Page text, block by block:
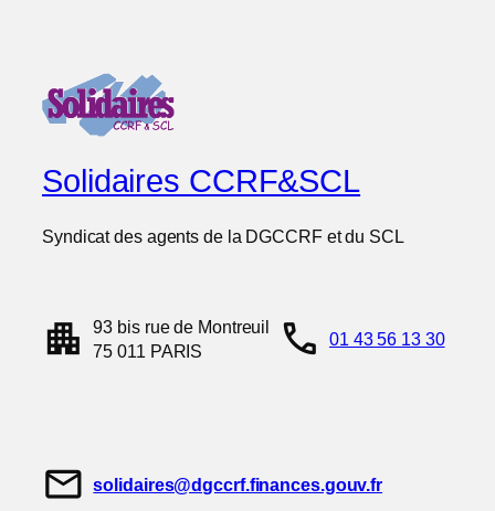
Solidaires CCRF&SCL
Syndicat des agents de la DGCCRF et du SCL
apartment
93 bis rue de Montreuil
75 011 PARIS
call 01 43 56 13 30
mail solidaires@dgccrf.finances.gouv.fr